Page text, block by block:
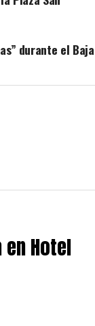
durante el Baja
Hotel